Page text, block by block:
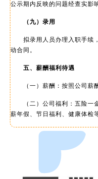
公示期内反映的问题经查实影
（九）录用
拟录用人员办理入职手续，
动合同。
五、薪酬福利待遇
（一）薪酬：按照公司薪酬
（二）公司福利：五险一金
薪年假、节日福利、健康体检